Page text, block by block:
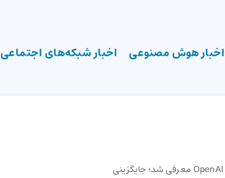
اخبار هوش مصنوعی اخبار شبکه‌های اجتماعی
قابلیت Workspace Agents در هوش مصنوعی OpenAI معرفی شد؛ جایگزینی